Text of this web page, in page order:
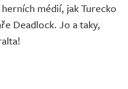
médií, jak Turecko
Deadlock. Jo a taky,